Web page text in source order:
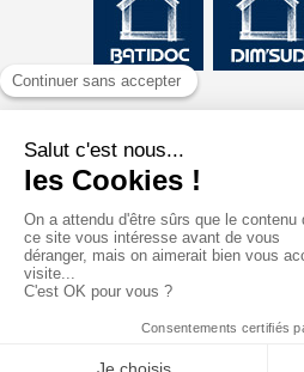
Inscrivez-vous à
J'ai lu et j'accepte les